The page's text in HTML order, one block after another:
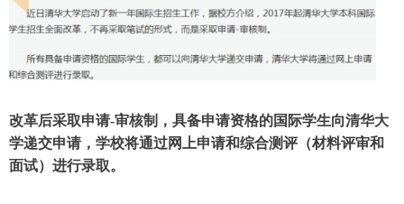
改革后采取申请-审核制，具备申请资格的国际学生向清华大
学递交申请，学校将通过网上申请和综合测评（材料评审和
面试）进行录取。